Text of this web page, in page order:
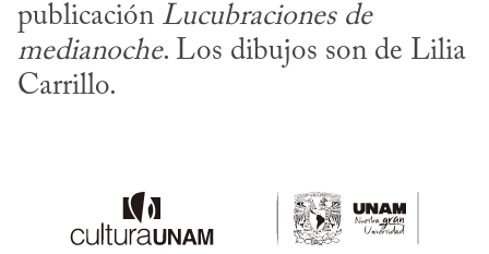
publicación Lucubraciones de
medianoche. Los dibujos son de Lilia
Carrillo.